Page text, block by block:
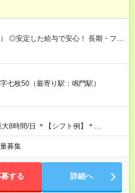
ル
にお越しいただきたいと思っていま
はないので、安定した給与が入りま
す。このあたりは柔軟に対応する
期間がありま
りません。 【試用期間】試
：2ヶ月 雇用形態、給与は本採用時
七枚50（最寄り駅：鳴門駅）
8時間/日 ＊【シフト例】＊
～20:00 (3) 12:00～21:00 など ◎
時間です。中抜けシフトなどはあり
じますのでおっしゃってください！
募集
募する 詳細へ